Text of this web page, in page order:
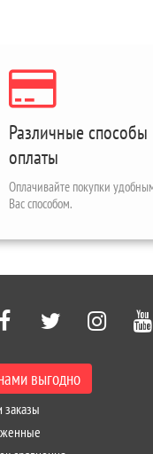
Различные способы
оплаты
Оплачивайте покупки
Вас способом.
выгодно